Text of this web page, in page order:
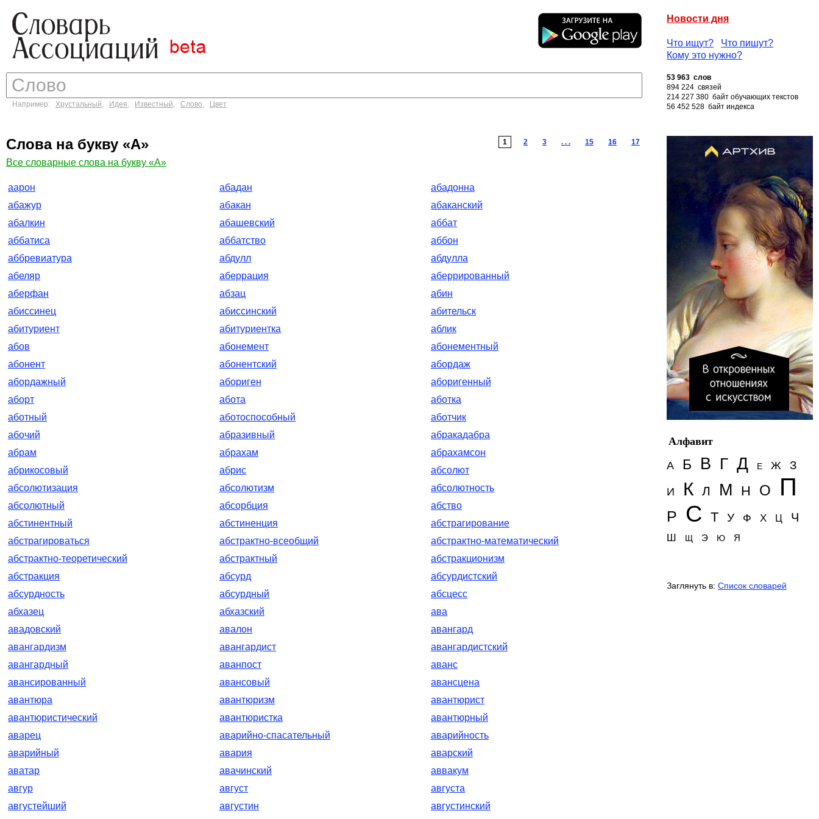
Новости дня
Что ищут?
Что пишут?
Кому это нужно?
Например: Хрустальный, Идея, Известный, Слово, Цвет
53 963 слов
894 224 связей
214 227 380 байт обучающих текстов
56 452 528 байт индекса
Слова на букву «А» 1 2 3 . . . 15 16 17
Все словарные слова на букву «А»
аарон абадан
абадонна
абажур
абакан
абаканский
абалкин
абашевский
аббат
аббатиса
аббатство
аббон
аббревиатура
абдулл
абдулла
абеляр
аберрация
аберрированный
аберфан
абзац
абин
абиссинец
абиссинский
абительск
абитуриент
абитуриентка
аблик
абов
абонемент
абонементный
абонент
абонентский
абордаж
абордажный
абориген
аборигенный
аборт
абота
аботка
аботный
аботоспособный
аботчик
абочий
абразивный
абракадабра
абрам
абрахам
абрахамсон
абрикосовый
абрис
абсолют
абсолютизация
абсолютизм
абсолютность
абсолютный
абсорбция
абство
абстинентный
абстиненция
абстрагирование
абстрагироваться
абстрактно-всеобщий
абстрактно-математический
абстрактно-теоретический
абстрактный
абстракционизм
абстракция
абсурд
абсурдистский
абсурдность
абсурдный
абсцесс
абхазец
абхазский
ава
авадовский
авалон
авангард
авангардизм
авангардист
авангардистский
авангардный
аванпост
аванс
авансированный
авансовый
авансцена
авантюра
авантюризм
авантюрист
авантюристический
авантюристка
авантюрный
аварец
аварийно-спасательный
аварийность
аварийный
авария
аварский
аватар
авачинский
аввакум
авгур
август
августа
августейший
августин
августинский
Алфавит
А
Б В Г Д Е Ж З
И К Л М Н О П
Р С Т У Ф Х Ц Ч
Ш Щ Э Ю Я
Заглянуть в: Список словарей